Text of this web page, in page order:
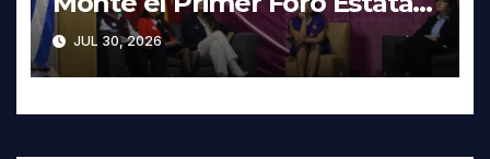
contra la Trata de Personas
JUL 30, 2026